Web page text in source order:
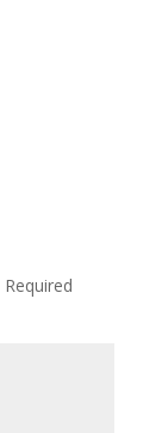
Required